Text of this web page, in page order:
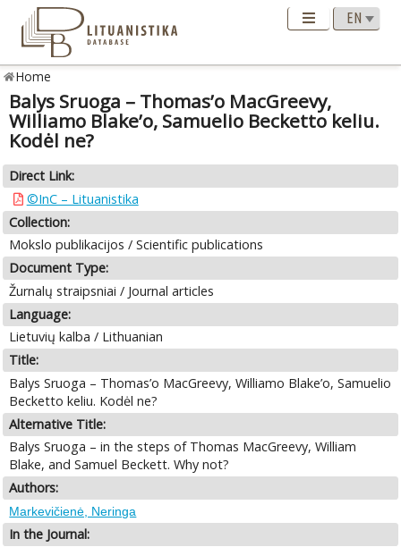
Home
Balys Sruoga – Thomas’o MacGreevy,
Williamo Blake’o, Samuelio Becketto keliu.
Kodėl ne?
Direct Link:
©InC – Lituanistika
Collection:
Mokslo publikacijos / Scientific publications
Document Type:
Žurnalų straipsniai / Journal articles
Language:
Lietuvių kalba / Lithuanian
Title:
Balys Sruoga – Thomas’o MacGreevy, Williamo Blake’o, Samuelio
Becketto keliu. Kodėl ne?
Alternative Title:
Balys Sruoga – in the steps of Thomas MacGreevy, William
Blake, and Samuel Beckett. Why not?
Authors:
Markevičienė, Neringa
In the Journal: